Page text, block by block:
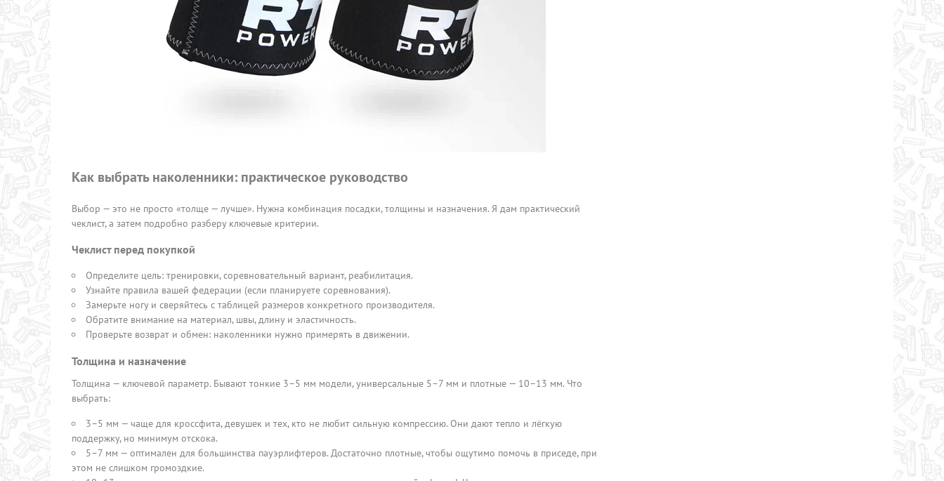
Как выбрать наколенники: практическое руководство
Выбор — это не просто «толще — лучше». Нужна комбинация посадки, толщины и назначения. Я дам практический
чеклист, а затем подробно разберу ключевые критерии.
Чеклист перед покупкой
Определите цель: тренировки, соревновательный вариант, реабилитация.
Узнайте правила вашей федерации (если планируете соревнования).
Замерьте ногу и сверяйтесь с таблицей размеров конкретного производителя.
Обратите внимание на материал, швы, длину и эластичность.
Проверьте возврат и обмен: наколенники нужно примерять в движении.
Толщина и назначение
Толщина — ключевой параметр. Бывают тонкие 3–5 мм модели, универсальные 5–7 мм и плотные — 10–13 мм. Что
выбрать:
3–5 мм — чаще для кроссфита, девушек и тех, кто не любит сильную компрессию. Они дают тепло и лёгкую
поддержку, но минимум отскока.
5–7 мм — оптимален для большинства пауэрлифтеров. Достаточно плотные, чтобы ощутимо помочь в приседе, при
этом не слишком громоздкие.